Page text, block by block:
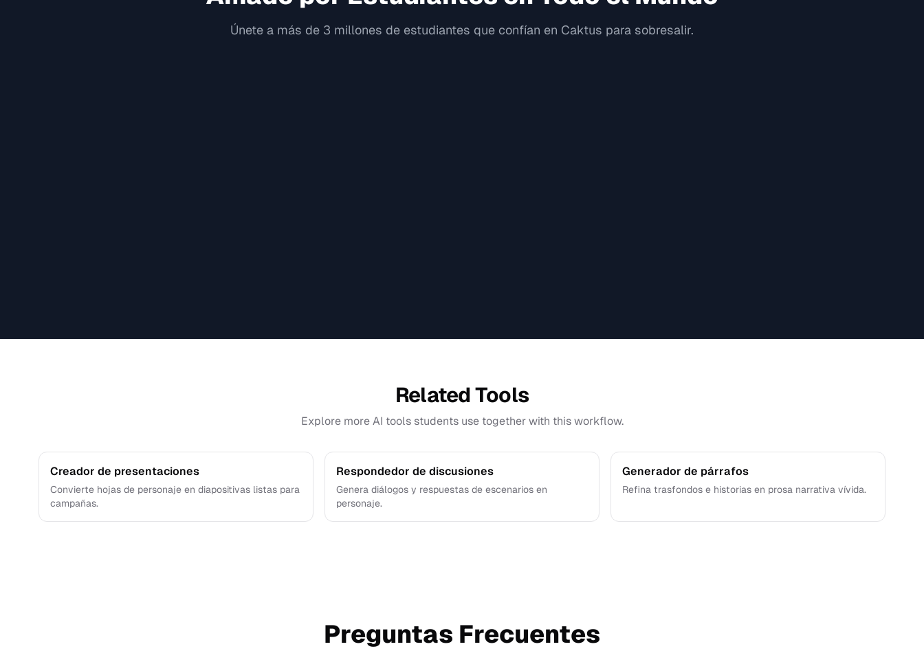
Únete a más de 3 millones de estudiantes que confían en Caktus para sobresalir.
Related Tools
Explore more AI tools students use together with this workflow.
Creador de presentaciones
Convierte hojas de personaje en diapositivas listas para
campañas.
Respondedor de discusiones
Genera diálogos y respuestas de escenarios en
personaje.
Generador de párrafos
Refina trasfondos e historias en prosa narrativa vívida.
Preguntas Frecuentes